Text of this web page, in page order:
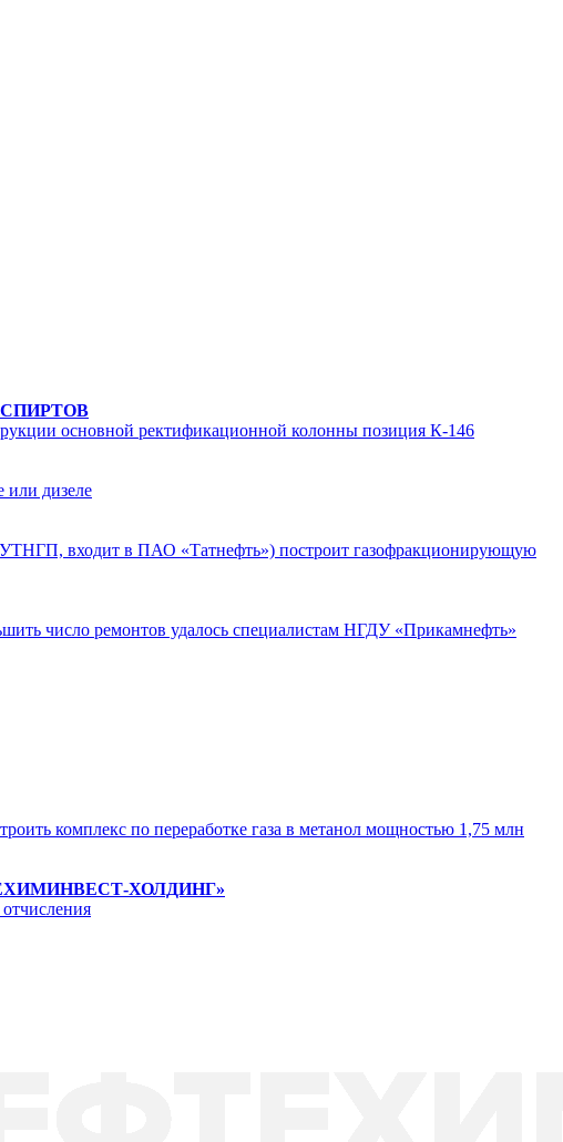
основной ректификационной колонны позиция К-146
или дизеле
(УТНГП, входит в ПАО «Татнефть») построит газофракционирующую
число ремонтов удалось специалистам НГДУ «Прикамнефть»
комплекс по переработке газа в метанол мощностью 1,75 млн
ХОЛДИНГ»